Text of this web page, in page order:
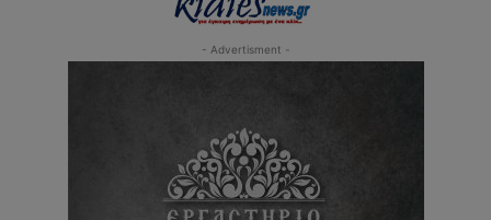
- Advertisment -